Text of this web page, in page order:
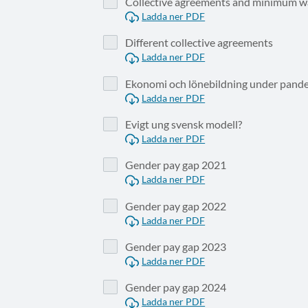
Ladda ner PDF
Different collective agreements
Ladda ner PDF
Ekonomi och lönebildning under
Ladda ner PDF
Evigt ung svensk modell?
Ladda ner PDF
Gender pay gap 2021
Ladda ner PDF
Gender pay gap 2022
Ladda ner PDF
Gender pay gap 2023
Ladda ner PDF
Gender pay gap 2024
Ladda ner PDF